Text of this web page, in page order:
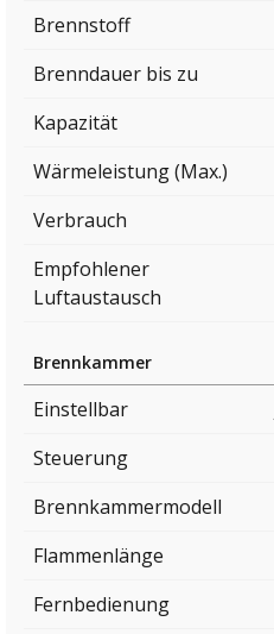
Brennstoff
Brenndauer bis zu
Kapazität
Wärmeleistung (Max.)
Verbrauch
Empfohlener
Luftaustausch
Brennkammer
Einstellbar
Steuerung
Brennkammermodell
Flammenlänge
Fernbedienung